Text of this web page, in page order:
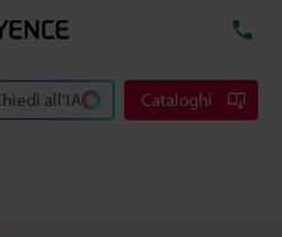
all'IA Cataloghi